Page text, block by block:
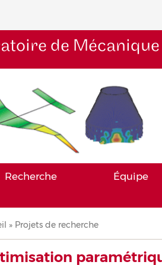
de Mécanique
Recherche Équipe
Projets de recherche